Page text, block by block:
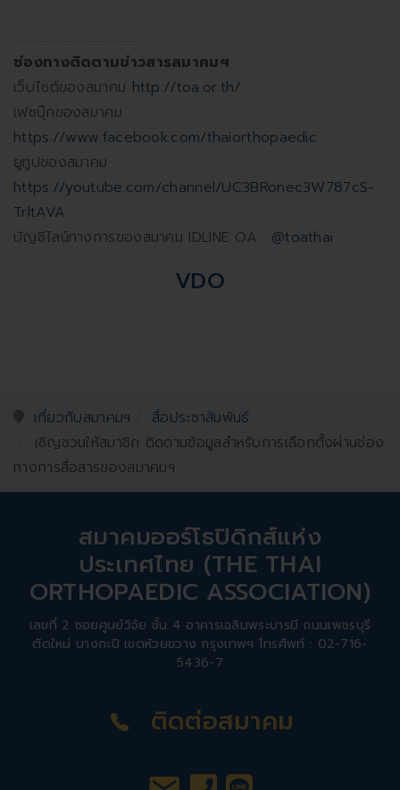
..........................................
ช่องทางติดตามข่าวสารสมาคมฯ
เว็บไซต์ของสมาคม http://toa.or.th/
เฟซบุ๊กของสมาคม
https://www.facebook.com/thaiorthopaedic
ยูทูปของสมาคม
https://youtube.com/channel/UC3BRonec3W787cS-
TrltAVA
บัญชีไลน์ทางการของสมาคม IDLINE OA : @toathai
VDO
เกี่ยวกับสมาคมฯ
สื่อประชาสัมพันธ์
เชิญชวนให้สมาชิก ติดตามข้อมูลสำหรับการเลือกตั้งผ่านช่อง
ทางการสื่อสารของสมาคมฯ
สมาคมออร์โธปิดิกส์แห่ง
ประเทศไทย (THE THAI
ORTHOPAEDIC ASSOCIATION)
เลขที่ 2 ซอยศูนย์วิจัย ชั้น 4 อาคารเฉลิมพระบารมี ถนนเพชรบุรี
ตัดใหม่ บางกะปิ เขตห้วยขวาง กรุงเทพฯ โทรศัพท์ : 02-716-
5436-7
ติดต่อสมาคม